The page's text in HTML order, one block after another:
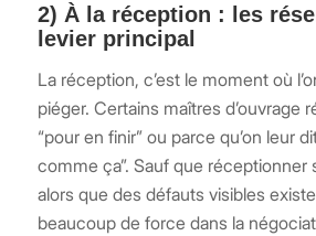
2) À la réception : les
levier principal
La réception, c’est le moment où
piéger. Certains maîtres d’ouvrage
“pour en finir” ou parce qu’on leur
comme ça”. Sauf que réceptionner
alors que des défauts visibles
beaucoup de force dans la